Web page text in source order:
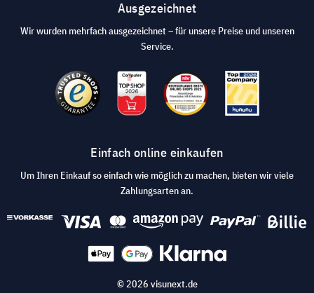
Ausgezeichnet
Wir wurden mehrfach ausgezeichnet – für unsere Preise und unseren
Service.
Einfach online einkaufen
Um Ihren Einkauf so einfach wie möglich zu machen, bieten wir viele
Zahlungsarten an.
© 2026 visunext.de